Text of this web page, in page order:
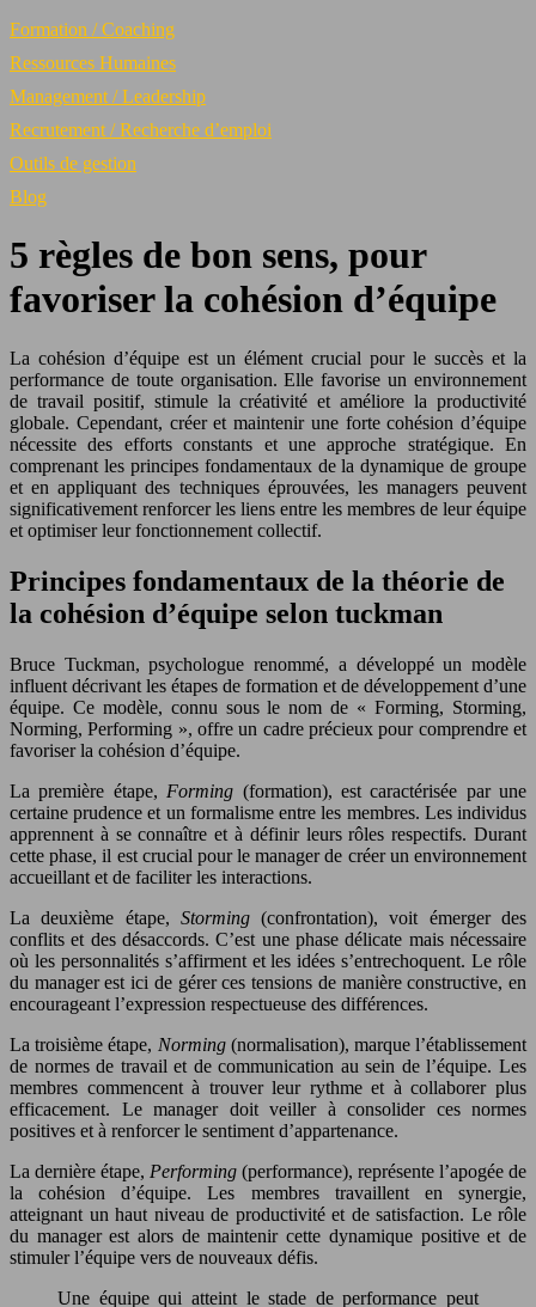
Formation / Coaching
Ressources Humaines
Management / Leadership
Recrutement / Recherche d’emploi
Outils de gestion
Blog
5 règles de bon sens, pour
favoriser la cohésion d’équipe
La cohésion d’équipe est un élément crucial pour le succès et la
performance de toute organisation. Elle favorise un environnement
de travail positif, stimule la créativité et améliore la productivité
globale. Cependant, créer et maintenir une forte cohésion d’équipe
nécessite des efforts constants et une approche stratégique. En
comprenant les principes fondamentaux de la dynamique de groupe
et en appliquant des techniques éprouvées, les managers peuvent
significativement renforcer les liens entre les membres de leur équipe
et optimiser leur fonctionnement collectif.
Principes fondamentaux de la théorie de
la cohésion d’équipe selon tuckman
Bruce Tuckman, psychologue renommé, a développé un modèle
influent décrivant les étapes de formation et de développement d’une
équipe. Ce modèle, connu sous le nom de « Forming, Storming,
Norming, Performing », offre un cadre précieux pour comprendre et
favoriser la cohésion d’équipe.
La première étape, Forming (formation), est caractérisée par une
certaine prudence et un formalisme entre les membres. Les individus
apprennent à se connaître et à définir leurs rôles respectifs. Durant
cette phase, il est crucial pour le manager de créer un environnement
accueillant et de faciliter les interactions.
La deuxième étape, Storming(confrontation), voit émerger des
conflits et des désaccords. C’est une phase délicate mais nécessaire
où les personnalités s’affirment et les idées s’entrechoquent. Le rôle
du manager est ici de gérer ces tensions de manière constructive, en
encourageant l’expression respectueuse des différences.
La troisième étape, Norming (normalisation), marque l’établissement
de normes de travail et de communication au sein de l’équipe. Les
membres commencent à trouver leur rythme et à collaborer plus
efficacement. Le manager doit veiller à consolider ces normes
positives et à renforcer le sentiment d’appartenance.
La dernière étape, Performing (performance), représente l’apogée de
la cohésion d’équipe. Les membres travaillent en synergie,
atteignant un haut niveau de productivité et de satisfaction. Le rôle
du manager est alors de maintenir cette dynamique positive et de
stimuler l’équipe vers de nouveaux défis.
Une équipe qui atteint le stade de performance peut